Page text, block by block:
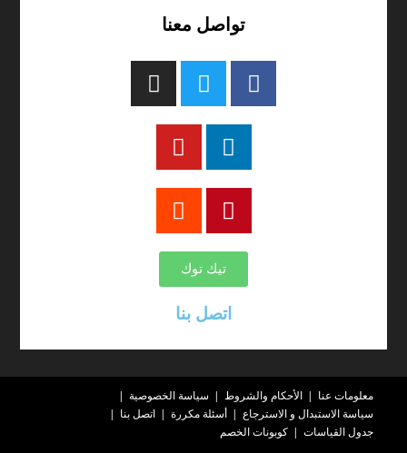
تواصل معنا
تيك توك
اتصل بنا
معلومات عنا الأحكام والشروط
سياسة الخصوصية
سياسة الاستبدال و الاسترجاع
أسئلة مكررة
اتصل بنا
جدول القياسات
كوبونات الخصم